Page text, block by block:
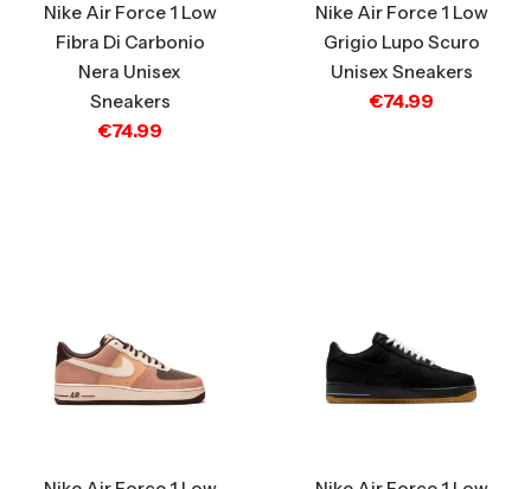
Nike Air Force 1 Low
Fibra Di Carbonio
Nera Unisex
Sneakers
€74.99
Nike Air Force 1 Low
Grigio Lupo Scuro
Unisex Sneakers
€74.99